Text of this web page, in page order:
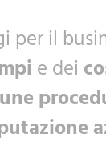
per il
e dei